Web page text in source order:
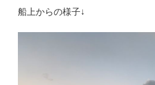
船上からの様子↓